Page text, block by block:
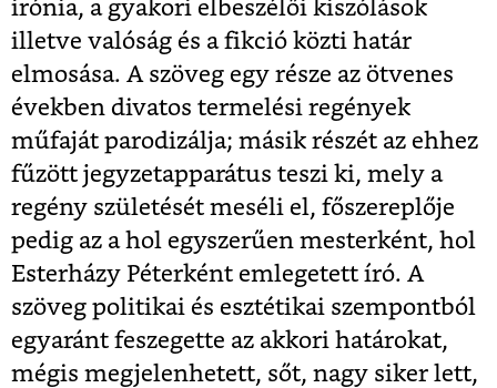
irónia, a gyakori elbeszélői kiszólások
illetve valóság és a fikció közti határ
elmosása. A szöveg egy része az ötvenes
években divatos termelési regények
műfaját parodizálja; másik részét az ehhez
fűzött jegyzetapparátus teszi ki, mely a
regény születését meséli el, főszereplője
pedig az a hol egyszerűen mesterként, hol
Esterházy Péterként emlegetett író. A
szöveg politikai és esztétikai szempontból
egyaránt feszegette az akkori határokat,
mégis megjelenhetett, sőt, nagy siker lett,